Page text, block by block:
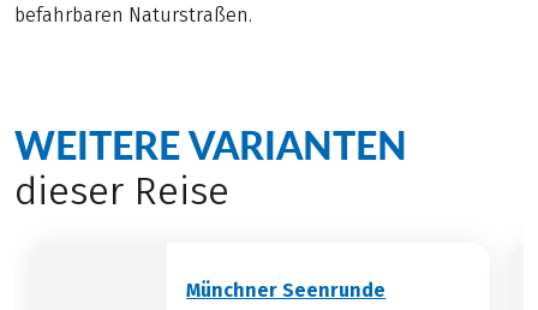
befahrbaren Naturstraßen.
WEITERE VARIANTEN
dieser Reise
Münchner Seenrunde